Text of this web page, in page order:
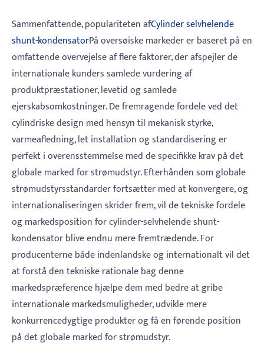
Sammenfattende, populariteten afCylinder selvhelende
shunt-kondensatorPå oversøiske markeder er baseret på en
omfattende overvejelse af flere faktorer, der afspejler de
internationale kunders samlede vurdering af
produktpræstationer, levetid og samlede
ejerskabsomkostninger. De fremragende fordele ved det
cylindriske design med hensyn til mekanisk styrke,
varmeafledning, let installation og standardisering er
perfekt i overensstemmelse med de specifikke krav på det
globale marked for strømudstyr. Efterhånden som globale
strømudstyrsstandarder fortsætter med at konvergere, og
internationaliseringen skrider frem, vil de tekniske fordele
og markedsposition for cylinder-selvhelende shunt-
kondensator blive endnu mere fremtrædende. For
producenterne både indenlandske og internationalt vil det
at forstå den tekniske rationale bag denne
markedspræference hjælpe dem med bedre at gribe
internationale markedsmuligheder, udvikle mere
konkurrencedygtige produkter og få en førende position
på det globale marked for strømudstyr.